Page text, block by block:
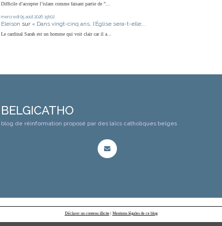
Difficile d’accepter l’islam comme faisant partie de ”...
mercredi 05 août 2026 15h02
Eleison sur « Dans vingt-cinq ans, l’Église sera-t-elle...
Le cardinal Sarah est un homme qui voit clair car il a...
BELGICATHO
blog de réinformation proposé par des laïcs catholiques belges
Déclarer un contenu illicite| Mentions légales de ce blog